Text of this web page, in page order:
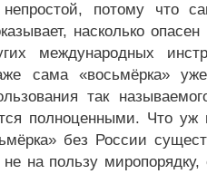
потому что
насколько опасен
международных
сама «восьмёрка»
так
полноценными. Что уж
без России
на пользу